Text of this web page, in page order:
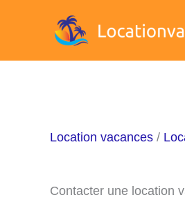
Location vacances /
Contacter une location